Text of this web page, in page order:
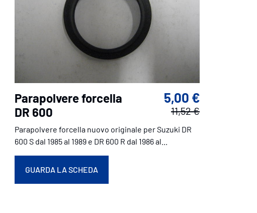
Parapolvere forcella
DR 600
5,00 €
11,52 €
Parapolvere forcella nuovo originale per Suzuki DR
600 S dal 1985 al 1989 e DR 600 R dal 1986 al...
GUARDA LA SCHEDA